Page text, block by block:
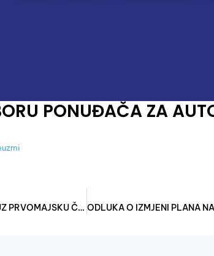
PONUĐAČA ZA
MINISTAR MIJATOVIĆ UZ PRVOMAJSKU ČESTITKU: IZA NAS SU REZULTATI I BROJEVI, DA NAM ŽIVI RAD I NAŠA BOSNA I HERCEGOVINA